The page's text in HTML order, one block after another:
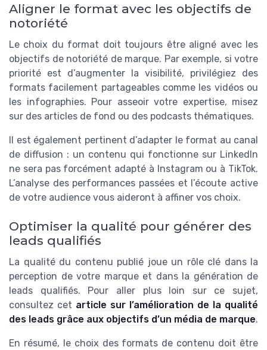
Aligner le format avec les objectifs de
notoriété
Le choix du format doit toujours être aligné avec les
objectifs de notoriété de marque. Par exemple, si votre
priorité est d’augmenter la visibilité, privilégiez des
formats facilement partageables comme les vidéos ou
les infographies. Pour asseoir votre expertise, misez
sur des articles de fond ou des podcasts thématiques.
Il est également pertinent d’adapter le format au canal
de diffusion : un contenu qui fonctionne sur LinkedIn
ne sera pas forcément adapté à Instagram ou à TikTok.
L’analyse des performances passées et l’écoute active
de votre audience vous aideront à affiner vos choix.
Optimiser la qualité pour générer des
leads qualifiés
La qualité du contenu publié joue un rôle clé dans la
perception de votre marque et dans la génération de
leads qualifiés. Pour aller plus loin sur ce sujet,
consultez cet article sur l’amélioration de la qualité
des leads grâce aux objectifs d’un média de marque.
En résumé, le choix des formats de contenu doit être